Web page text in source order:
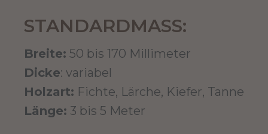
STANDARDMASS:
Breite: 50 bis 170 Millimeter
Dicke: variabel
Holzart: Fichte, Lärche, Kiefer, Tanne
Länge: 3 bis 5 Meter